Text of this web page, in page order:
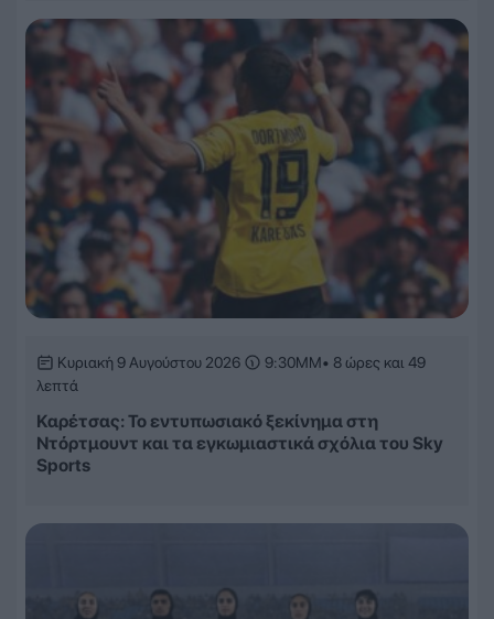
Κυριακή 9 Αυγούστου 2026 9:30ΜΜ• 8 ώρες και 49
λεπτά
Καρέτσας: Το εντυπωσιακό ξεκίνημα στη
Ντόρτμουντ και τα εγκωμιαστικά σχόλια του Sky
Sports